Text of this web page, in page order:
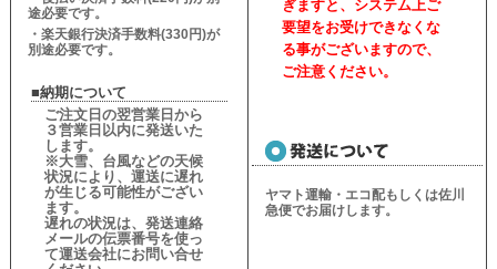
途必要です。
・楽天銀行決済手数料(330円)が
別途必要です。
■納期について
ご注文日の翌営業日から
３営業日以内に発送いた
します。
※大雪、台風などの天候
状況により、 運送に遅れ
が生じる可能性がござい
ます。
遅れの状況は、 発送連絡
メールの伝票番号を使っ
て運送会社にお問い合せ
ぎますと、 システム上ご
要望をお受けできなくな
る事がございますので、
ご注意ください。
ヤマト運輸・エコ配もしくは佐川
急便でお届けします。